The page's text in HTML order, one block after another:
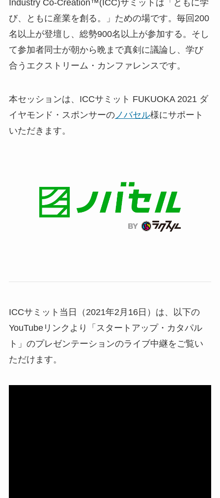
Industry Co­-Creation™(ICC)サミットは「ともに学
び、ともに産業を創る。」ための場です。毎回200
名以上が登壇し、総勢900名以上が参加する。そし
て参加者同士が朝から晩まで真剣に議論し、学び
合うエクストリーム・カンファレンスです。
本セッションは、ICCサミット FUKUOKA 2021 ダ
イヤモンド・スポンサーのノバセル様にサポート
いただきます。
ICCサミット当日（2021年2月16日）は、以下の
YouTubeリンクより「スタートアップ・カタパル
ト」のプレゼンテーションのライブ中継をご覧い
ただけます。